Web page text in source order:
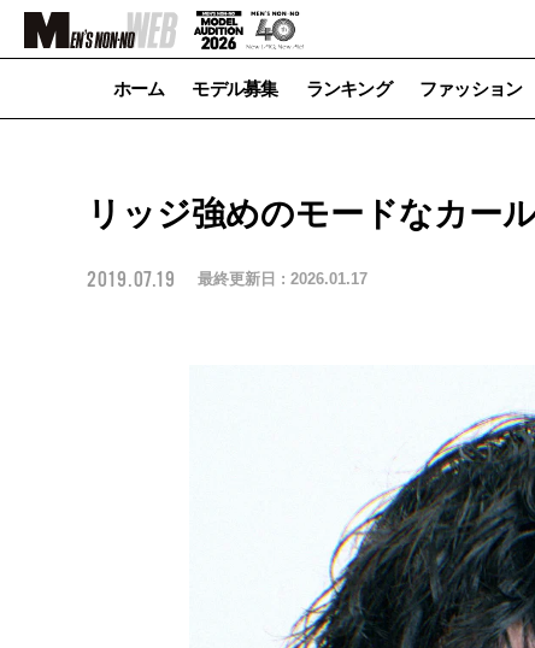
ホーム モデル募集 ランキング ファッション
リッジ強めのモードなカー
2019.07.19 最終更新日 : 2026.01.17